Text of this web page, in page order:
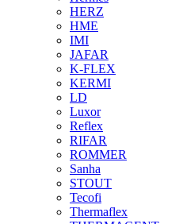
HERZ
HME
IMI
JAFAR
K-FLEX
KERMI
LD
Luxor
Reflex
RIFAR
ROMMER
Sanha
STOUT
Tecofi
Thermaflex